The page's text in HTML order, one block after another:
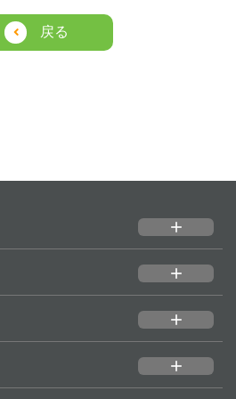
戻る
add
add
add
add